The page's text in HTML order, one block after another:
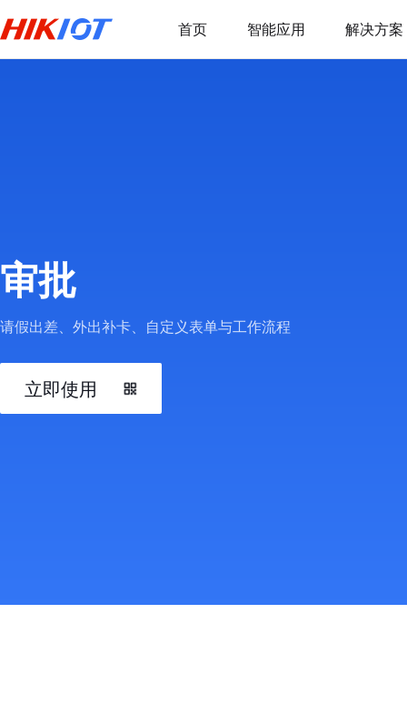
首页 智能应用 解决方案
审批
请假出差、外出补卡、自定义表单与工作流程
立即使用